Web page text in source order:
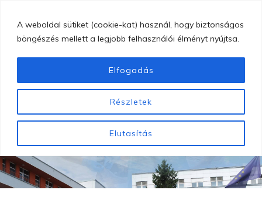
A weboldal sütiket (cookie-kat) használ, hogy biztonságos
böngészés mellett a legjobb felhasználói élményt nyújtsa.
Részletek
Elutasítás
Elfogadás
GYÖNGYÖSI
KÓRHÁZ
Gyöngyösi
Kórház
MENU